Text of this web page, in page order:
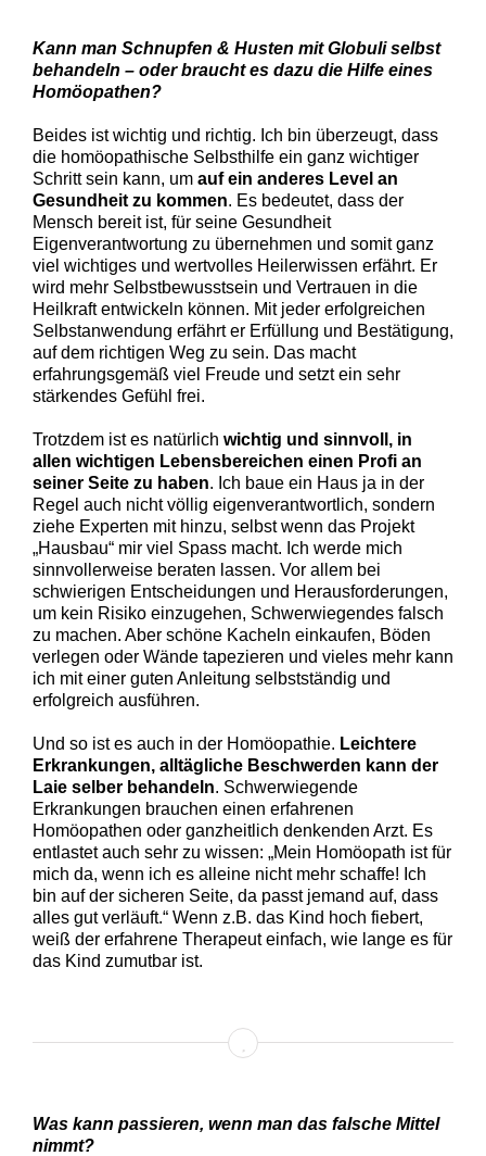
Kann man Schnupfen & Husten mit Globuli selbst
behandeln – oder braucht es dazu die Hilfe eines
Homöopathen?
Beides ist wichtig und richtig. Ich bin überzeugt, dass
die homöopathische Selbsthilfe ein ganz wichtiger
Schritt sein kann, um auf ein anderes Level an
Gesundheit zu kommen. Es bedeutet, dass der
Mensch bereit ist, für seine Gesundheit
Eigenverantwortung zu übernehmen und somit ganz
viel wichtiges und wertvolles Heilerwissen erfährt. Er
wird mehr Selbstbewusstsein und Vertrauen in die
Heilkraft entwickeln können. Mit jeder erfolgreichen
Selbstanwendung erfährt er Erfüllung und Bestätigung,
auf dem richtigen Weg zu sein. Das macht
erfahrungsgemäß viel Freude und setzt ein sehr
stärkendes Gefühl frei.
Trotzdem ist es natürlich wichtig und sinnvoll, in
allen wichtigen Lebensbereichen einen Profi an
seiner Seite zu haben. Ich baue ein Haus ja in der
Regel auch nicht völlig eigenverantwortlich, sondern
ziehe Experten mit hinzu, selbst wenn das Projekt
„Hausbau“ mir viel Spass macht. Ich werde mich
sinnvollerweise beraten lassen. Vor allem bei
schwierigen Entscheidungen und Herausforderungen,
um kein Risiko einzugehen, Schwerwiegendes falsch
zu machen. Aber schöne Kacheln einkaufen, Böden
verlegen oder Wände tapezieren und vieles mehr kann
ich mit einer guten Anleitung selbstständig und
erfolgreich ausführen.
Und so ist es auch in der Homöopathie. Leichtere
Erkrankungen, alltägliche Beschwerden kann der
Laie selber behandeln. Schwerwiegende
Erkrankungen brauchen einen erfahrenen
Homöopathen oder ganzheitlich denkenden Arzt. Es
entlastet auch sehr zu wissen: „Mein Homöopath ist für
mich da, wenn ich es alleine nicht mehr schaffe! Ich
bin auf der sicheren Seite, da passt jemand auf, dass
alles gut verläuft.“ Wenn z.B. das Kind hoch fiebert,
weiß der erfahrene Therapeut einfach, wie lange es für
das Kind zumutbar ist.
Was kann passieren, wenn man das falsche Mittel
nimmt?